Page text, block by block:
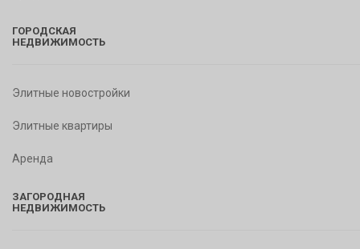
ГОРОДСКАЯ
НЕДВИЖИМОСТЬ
Элитные новостройки
Элитные квартиры
Аренда
ЗАГОРОДНАЯ
НЕДВИЖИМОСТЬ